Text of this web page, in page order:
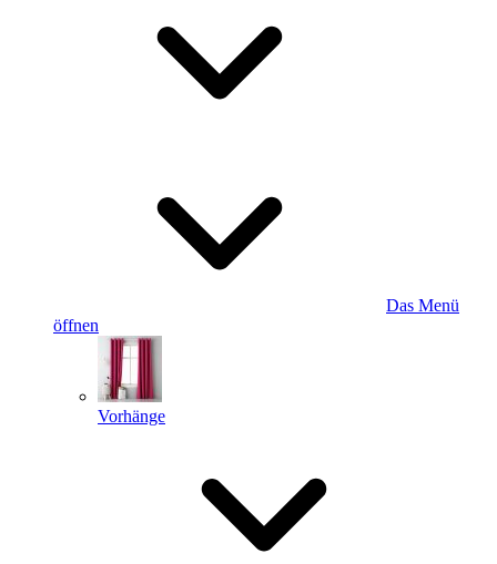
Das Menü
öffnen
Vorhänge